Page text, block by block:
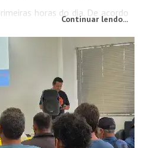
horas do dia. De acordo
pela rodovia avistaram o corpo
Continuar lendo...